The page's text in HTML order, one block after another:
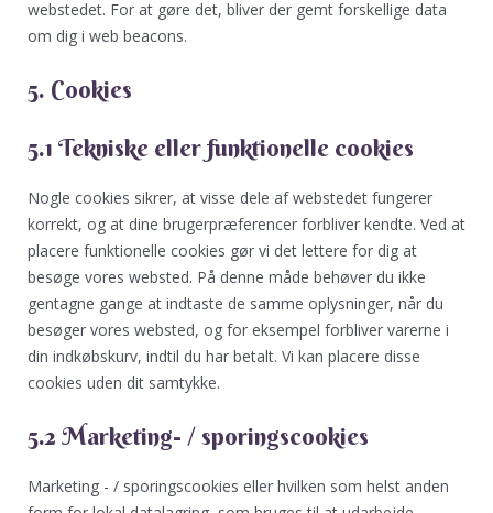
webstedet. For at gøre det, bliver der gemt forskellige data
om dig i web beacons.
5. Cookies
5.1 Tekniske eller funktionelle cookies
Nogle cookies sikrer, at visse dele af webstedet fungerer
korrekt, og at dine brugerpræferencer forbliver kendte. Ved at
placere funktionelle cookies gør vi det lettere for dig at
besøge vores websted. På denne måde behøver du ikke
gentagne gange at indtaste de samme oplysninger, når du
besøger vores websted, og for eksempel forbliver varerne i
din indkøbskurv, indtil du har betalt. Vi kan placere disse
cookies uden dit samtykke.
5.2 Marketing- / sporingscookies
Marketing - / sporingscookies eller hvilken som helst anden